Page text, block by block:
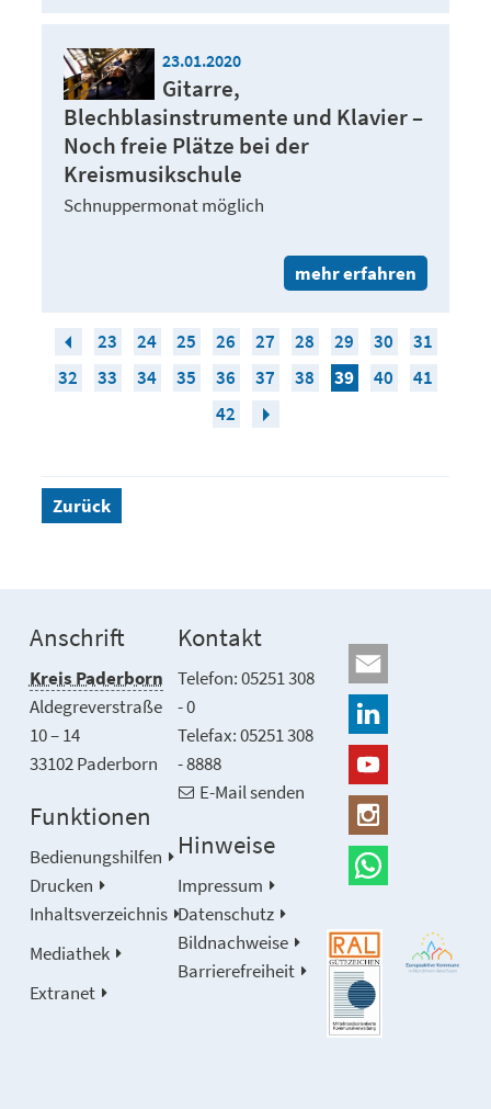
23.01.2020
Gitarre,
Blechblasinstrumente und Klavier –
Noch freie Plätze bei der
Kreismusikschule
Schnuppermonat möglich
mehr erfahren
23 24 25 26 27 28 29 30
31
32
33 34 35 36 37 38 39 40
41
42
Zurück
Anschrift
Kreis Paderborn
Aldegreverstraße
10 – 14
33102 Paderborn
Kontakt
Telefon: 05251 308
- 0
Telefax: 05251 308
- 8888
E-Mail senden
Funktionen
Bedienungshilfen
Drucken
Inhaltsverzeichnis
Mediathek
Extranet
Hinweise
Impressum
Datenschutz
Bildnachweise
Barrierefreiheit